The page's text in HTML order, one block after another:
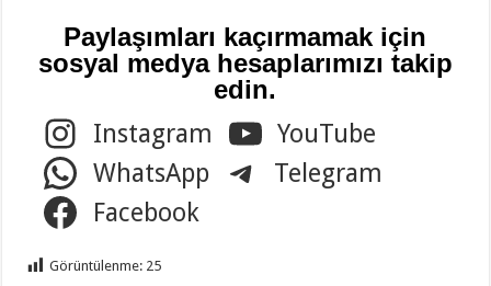
Paylaşımları kaçırmamak için
sosyal medya hesaplarımızı takip
edin.
Instagram
YouTube
WhatsApp
Telegram
Facebook
Görüntülenme: 25